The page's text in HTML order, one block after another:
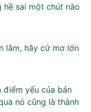
hề sai một chút nào
lắm, hãy cứ mơ lớn
điểm yếu của bản
nó cũng là thành